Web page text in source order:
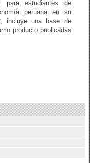
para estudiantes de
peruana en su
incluye una base de
producto publicadas